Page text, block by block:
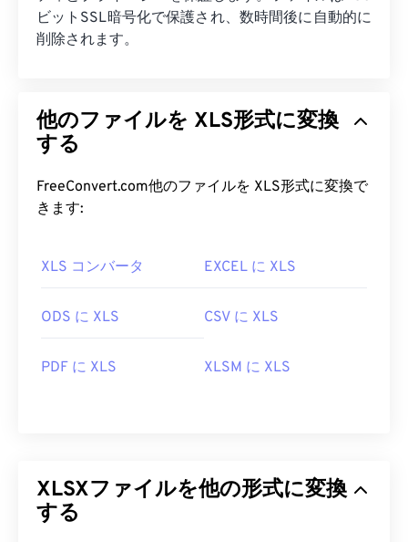
ビットSSL暗号化で保護され、数時間後に自動的に
削除されます。
他のファイルを XLS形式に変換
する
FreeConvert.com他のファイルを XLS形式に変換で
きます:
XLS コンバータ EXCEL に XLS
ODS に XLS CSV に XLS
PDF に XLS XLSM に XLS
XLSXファイルを他の形式に変換
する